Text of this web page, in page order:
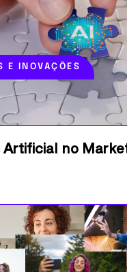
E INOVAÇÕES
no